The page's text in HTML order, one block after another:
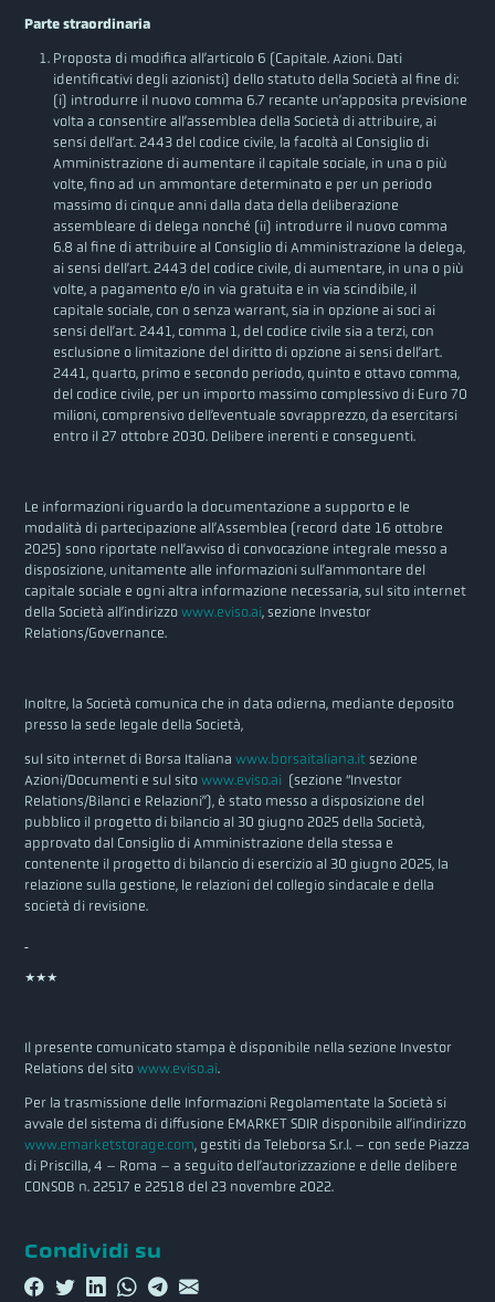
Parte straordinaria
Proposta di modifica all’articolo 6 (Capitale. Azioni. Dati
identificativi degli azionisti) dello statuto della Società al fine di:
(i) introdurre il nuovo comma 6.7 recante un’apposita previsione
volta a consentire all’assemblea della Società di attribuire, ai
sensi dell’art. 2443 del codice civile, la facoltà al Consiglio di
Amministrazione di aumentare il capitale sociale, in una o più
volte, fino ad un ammontare determinato e per un periodo
massimo di cinque anni dalla data della deliberazione
assembleare di delega nonché (ii) introdurre il nuovo comma
6.8 al fine di attribuire al Consiglio di Amministrazione la delega,
ai sensi dell’art. 2443 del codice civile, di aumentare, in una o più
volte, a pagamento e/o in via gratuita e in via scindibile, il
capitale sociale, con o senza warrant, sia in opzione ai soci ai
sensi dell’art. 2441, comma 1, del codice civile sia a terzi, con
esclusione o limitazione del diritto di opzione ai sensi dell’art.
2441, quarto, primo e secondo periodo, quinto e ottavo comma,
del codice civile, per un importo massimo complessivo di Euro 70
milioni, comprensivo dell’eventuale sovrapprezzo, da esercitarsi
entro il 27 ottobre 2030. Delibere inerenti e conseguenti.
Le informazioni riguardo la documentazione a supporto e le
modalità di partecipazione all’Assemblea (record date 16 ottobre
2025) sono riportate nell’avviso di convocazione integrale messo a
disposizione, unitamente alle informazioni sull’ammontare del
capitale sociale e ogni altra informazione necessaria, sul sito internet
della Società all’indirizzowww.eviso.ai, sezione Investor
Relations/Governance.
Inoltre, la Società comunica che in data odierna, mediante deposito
presso la sede legale della Società,
sul sito internet di Borsa Italianawww.borsaitaliana.it sezione
Azioni/Documenti e sul sitowww.eviso.ai (sezione “Investor
Relations/Bilanci e Relazioni”), è stato messo a disposizione del
pubblico il progetto di bilancio al 30 giugno 2025 della Società,
approvato dal Consiglio di Amministrazione della stessa e
contenente il progetto di bilancio di esercizio al 30 giugno 2025, la
relazione sulla gestione, le relazioni del collegio sindacale e della
società di revisione.
***
Il presente comunicato stampa è disponibile nella sezione Investor
Relations del sitowww.eviso.ai.
Per la trasmissione delle Informazioni Regolamentate la Società si
avvale del sistema di diffusione EMARKET SDIR disponibile all’indirizzo
www.emarketstorage.com, gestiti da Teleborsa S.r.l. – con sede Piazza
di Priscilla, 4 – Roma – a seguito dell’autorizzazione e delle delibere
CONSOB n. 22517 e 22518 del 23 novembre 2022.
Condividi su